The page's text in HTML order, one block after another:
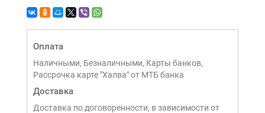
Оплата
Наличными, Безналичными, Карты банков,
Рассрочка карте "Халва" от МТБ банка
Доставка
Доставка по договоренности, в зависимости от